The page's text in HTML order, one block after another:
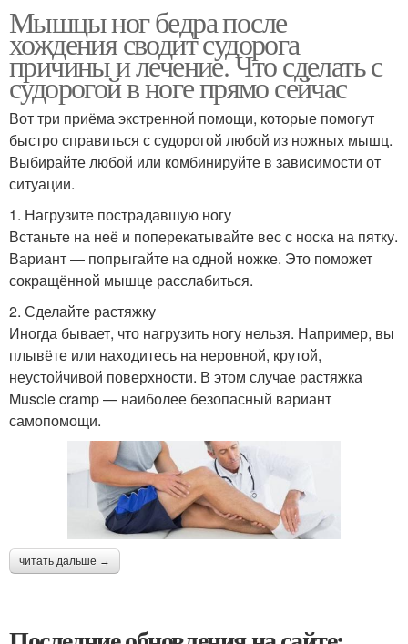
Мышцы ног бедра после
хождения сводит судорога
причины и лечение. Что сделать с
судорогой в ноге прямо сейчас
Вот три приёма экстренной помощи, которые помогут
быстро справиться с судорогой любой из ножных мышц.
Выбирайте любой или комбинируйте в зависимости от
ситуации.
1. Нагрузите пострадавшую ногу
Встаньте на неё и поперекатывайте вес с носка на пятку.
Вариант — попрыгайте на одной ножке. Это поможет
сокращённой мышце расслабиться.
2. Сделайте растяжку
Иногда бывает, что нагрузить ногу нельзя. Например, вы
плывёте или находитесь на неровной, крутой,
неустойчивой поверхности. В этом случае растяжка
Muscle cramp — наиболее безопасный вариант
самопомощи.
читать дальше →